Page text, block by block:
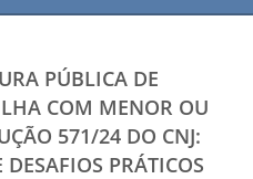
PÚBLICA DE
COM MENOR OU
571/24 DO CNJ:
PRÁTICOS